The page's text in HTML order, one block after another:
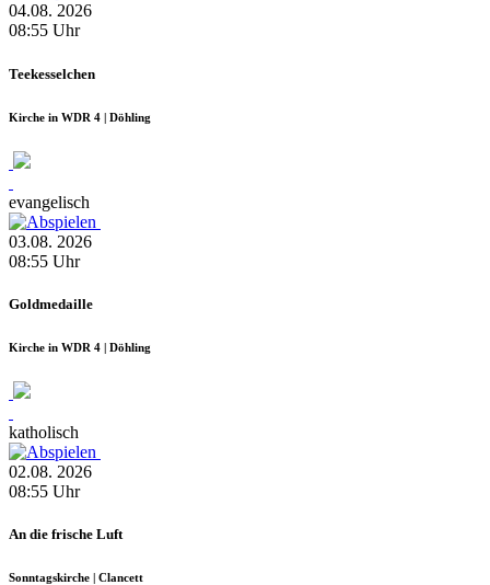
04.08. 2026
08:55 Uhr
Teekesselchen
Kirche in WDR 4 | Döhling
evangelisch
03.08. 2026
08:55 Uhr
Goldmedaille
Kirche in WDR 4 | Döhling
katholisch
02.08. 2026
08:55 Uhr
An die frische Luft
Sonntagskirche | Clancett